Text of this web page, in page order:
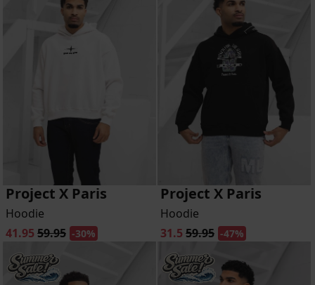
Project X Paris
Hoodie
41.95 59.95 -30%
Project X Paris
Hoodie
31.5 59.95 -47%